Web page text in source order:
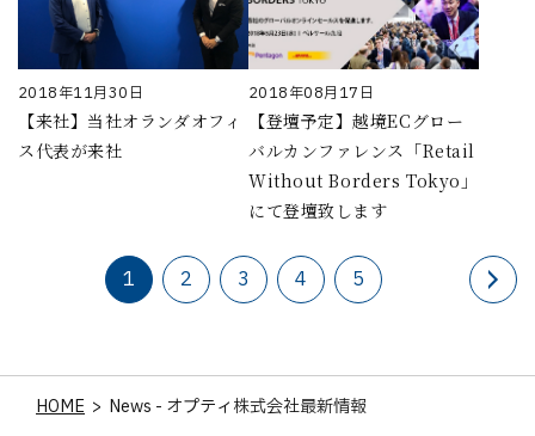
2018年11月30日
【来社】当社オランダオフィ
ス代表が来社
2018年08月17日
【登壇予定】越境ECグロー
バルカンファレンス「Retail
Without Borders Tokyo」
にて登壇致します
1 2 3 4 5
HOME > News - オプティ株式会社最新情報